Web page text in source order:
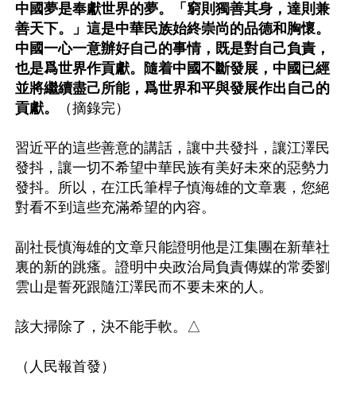
中國夢是奉獻世界的夢。「窮則獨善其身，達則兼
善天下。」這是中華民族始終崇尚的品德和胸懷。
中國一心一意辦好自己的事情，既是對自己負責，
也是爲世界作貢獻。隨着中國不斷發展，中國已經
並將繼續盡己所能，爲世界和平與發展作出自己的
貢獻。
（摘錄完）
習近平的這些善意的講話，讓中共發抖，讓江澤民
發抖，讓一切不希望中華民族有美好未來的惡勢力
發抖。所以，在江氏筆桿子慎海雄的文章裏，您絕
對看不到這些充滿希望的內容。
副社長慎海雄的文章只能證明他是江集團在新華社
裏的新的跳瘙。證明中央政治局負責傳媒的常委劉
雲山是誓死跟隨江澤民而不要未來的人。
該大掃除了，決不能手軟。△